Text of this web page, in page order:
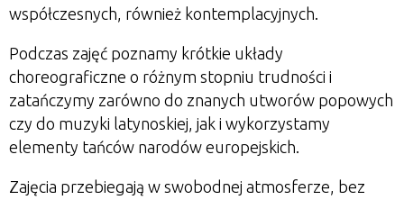
współczesnych, również kontemplacyjnych.
Podczas zajęć poznamy krótkie układy
choreograficzne o różnym stopniu trudności i
zatańczymy zarówno do znanych utworów popowych
czy do muzyki latynoskiej, jak i wykorzystamy
elementy tańców narodów europejskich.
Zajęcia przebiegają w swobodnej atmosferze, bez